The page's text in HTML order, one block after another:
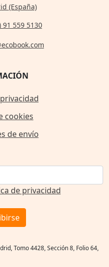
(España)
91 559 5130
cookies
de envío
de privacidad
Tomo 4428, Sección 8, Folio 64,